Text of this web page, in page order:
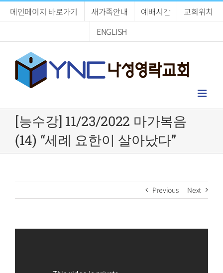
메인페이지 바로가기 새가족안내 예배시간
교회위치
ENGLISH
[능수강] 11/23/2022 마가복음
(14) “세례 요한이 살아났다”
Previous Next